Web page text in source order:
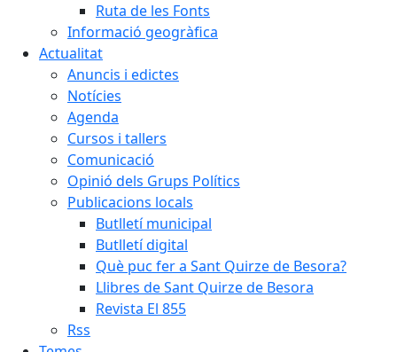
Ruta de les Fonts
Informació geogràfica
Actualitat
Anuncis i edictes
Notícies
Agenda
Cursos i tallers
Comunicació
Opinió dels Grups Polítics
Publicacions locals
Butlletí municipal
Butlletí digital
Què puc fer a Sant Quirze de Besora?
Llibres de Sant Quirze de Besora
Revista El 855
Rss